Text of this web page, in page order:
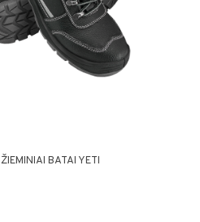
ŽIEMINIAI BATAI YETI